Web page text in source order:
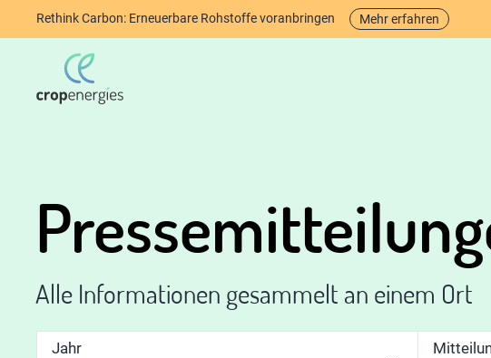
Rethink Carbon: Erneuerbare Rohstoffe voranbringen Mehr erfahren
Alle Informationen gesammelt an einem Ort
Jahr